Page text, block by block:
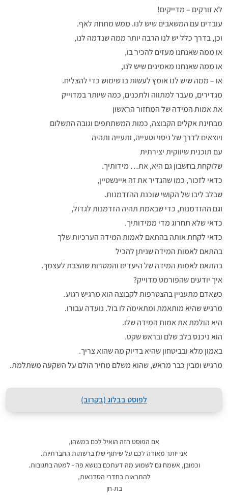
לא זורקים – מדייקים!
עובדים עם המשאבים שיש לנו. ממש מתחת לאף.
וכן, בדרך כלל יש לנו הרבה יותר ממה שנדמה לנו,
או ממה שאנחנו מעזים להכיר בו,
או ממה שאנחנו מאמינים שיש לנו,
או – ממה שיש לנו אומץ לעשות בו שימוש כדי להצליח.
מגדירים, מעבר למתווה ולתכנים, כמה שיותר במדוייק
את אמות המידה של המחזור הראשון
מבחינת אקלים הקבוצה, כמות המשתתפים וגובה התשלום
ויוצאים לדרך של ניסוי וטעייה, ותעייה ותהיה
עם תוכנית שיווקית יצירתית
שלוקחת בחשבון גם היא, את… מידותיך.
כדאי לזכור, כמו שהגדיר את זה איינשטיין,
שבלב ליבו של הקושי שוכנת ההזדמנות.
וגם ההזדמנות, כדי שבאמת תהיה הזדמנות לגדול,
כדאי שלא תחרוג מדי ממידותיך.
כדאי לקחת אותה בהתאם לאמות המידה הערכיות שלך
בהתאם לאמות המידה שניתן להכיל
בהתאם לאמות המידה של היעדים והמטרות שהצבת לעצמך.
איך יודעים שהפורמט מדוייק?
כשאדם מתעניין בהצטרפות לקבוצה הוא מרגיש רגוע.
מרגיש שהיא מותאמת ומתאימה לו בול. נועדה עבורו.
היא הולמת את אמות המידה שלו.
הוא ניכנס בלב שלם ובראש שקט.
באמון מלא ובביטחון שהיא בדיוק מה שהוא צריך.
מרגיש ומבין כבר מראש, שהוא משלם מחיר הולם על השקעה משתלמת.
לפוסט בבלוג (בקרוב)
אם הפוסט הזה הואיל לכם במשהו,
אני יותר מאודה לכם על שיתוף שלו ברשתות החברתיות.
וכמובן, אשמח גם לשמוע מה דעתכם בנושא פה - למטה בתגובות.
להתראות בחדרי הסדנאות,
בת-חן